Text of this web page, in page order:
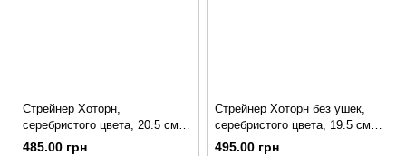
Стрейнер Хоторн,
серебристого цвета, 20.5 см,
Calabrese, BarTrigger
485.00 грн
Стрейнер Хоторн без ушек,
серебристого цвета, 19.5 см,
BarTrigger
495.00 грн